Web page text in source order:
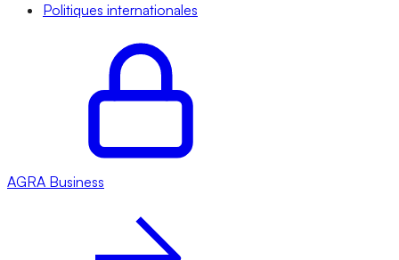
Politiques internationales
AGRA Business